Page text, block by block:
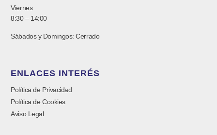
Viernes
8:30 – 14:00
Sábados y Domingos: Cerrado
ENLACES INTERÉS
Política de Privacidad
Política de Cookies
Aviso Legal